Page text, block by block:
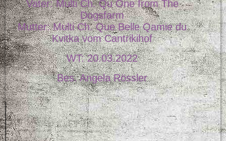
Vater: Multi Ch. Qu One from The
Dogsfarm
Mutter: Multi Ch. Que Belle Qamie du
Kvitka vom Cantrikihof
WT: 20.03.2022
Bes. Angela Rössler